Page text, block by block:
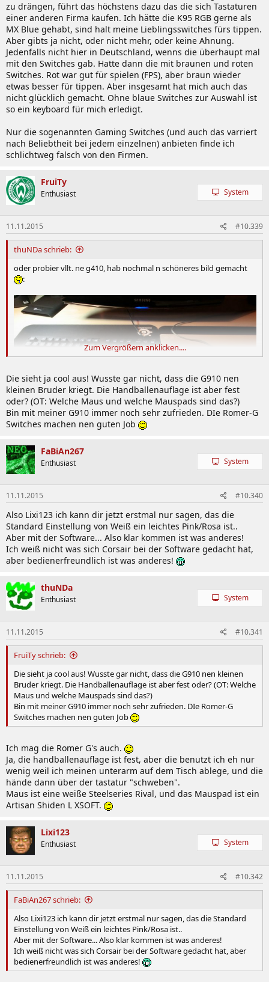
zu drängen, führt das höchstens dazu das die sich Tastaturen
einer anderen Firma kaufen. Ich hätte die K95 RGB gerne als
MX Blue gehabt, sind halt meine Lieblingsswitches fürs tippen.
Aber gibts ja nicht, oder nicht mehr, oder keine Ahnung.
Jedenfalls nicht hier in Deutschland, wenns die überhaupt mal
mit den Switches gab. Hatte dann die mit braunen und roten
Switches. Rot war gut für spielen (FPS), aber braun wieder
etwas besser für tippen. Aber insgesamt hat mich auch das
nicht glücklich gemacht. Ohne blaue Switches zur Auswahl ist
so ein keyboard für mich erledigt.
Nur die sogenannten Gaming Switches (und auch das varriert
nach Beliebtheit bei jedem einzelnen) anbieten finde ich
schlichtweg falsch von den Firmen.
FruiTy
Enthusiast System
11.11.2015 #10.339
thuNDa schrieb:
oder probier vllt. ne g410, hab nochmal n schöneres bild gemacht
:
muss auch sagen daß ich mich damit viel seltener vertippe, bzw.
ungewollt buchstaben doppelt mache(ist mir noch nicht ein
einziges mal passiert, mit meiner filco aber dauernd).
Zum Vergrößern anklicken....
Die sieht ja cool aus! Wusste gar nicht, dass die G910 nen
kleinen Bruder kriegt. Die Handballenauflage ist aber fest
oder? (OT: Welche Maus und welche Mauspads sind das?)
Bin mit meiner G910 immer noch sehr zufrieden. DIe Romer-G
Switches machen nen guten Job
FaBiAn267
Enthusiast System
11.11.2015 #10.340
Also Lixi123 ich kann dir jetzt erstmal nur sagen, das die
Standard Einstellung von Weiß ein leichtes Pink/Rosa ist..
Aber mit der Software... Also klar kommen ist was anderes!
Ich weiß nicht was sich Corsair bei der Software gedacht hat,
aber bedienerfreundlich ist was anderes!
thuNDa
Enthusiast System
11.11.2015 #10.341
FruiTy schrieb:
Die sieht ja cool aus! Wusste gar nicht, dass die G910 nen kleinen
Bruder kriegt. Die Handballenauflage ist aber fest oder? (OT: Welche
Maus und welche Mauspads sind das?)
Bin mit meiner G910 immer noch sehr zufrieden. DIe Romer-G
Switches machen nen guten Job
Ich mag die Romer G's auch.
Ja, die handballenauflage ist fest, aber die benutzt ich eh nur
wenig weil ich meinen unterarm auf dem Tisch ablege, und die
hände dann über der tastatur "schweben".
Maus ist eine weiße Steelseries Rival, und das Mauspad ist ein
Artisan Shiden L XSOFT.
Lixi123
Enthusiast System
11.11.2015 #10.342
FaBiAn267 schrieb:
Also Lixi123 ich kann dir jetzt erstmal nur sagen, das die Standard
Einstellung von Weiß ein leichtes Pink/Rosa ist..
Aber mit der Software... Also klar kommen ist was anderes!
Ich weiß nicht was sich Corsair bei der Software gedacht hat, aber
bedienerfreundlich ist was anderes!